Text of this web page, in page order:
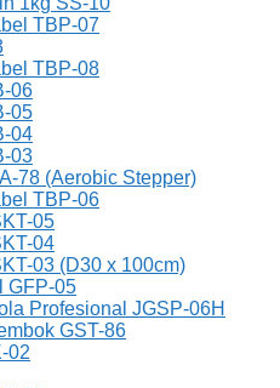
TBP-07
TBP-08
06
05
04
03
78 (Aerobic Stepper)
TBP-06
05
04
03 (D30 x 100cm)
GFP-05
Profesional JGSP-06H
GST-86
02